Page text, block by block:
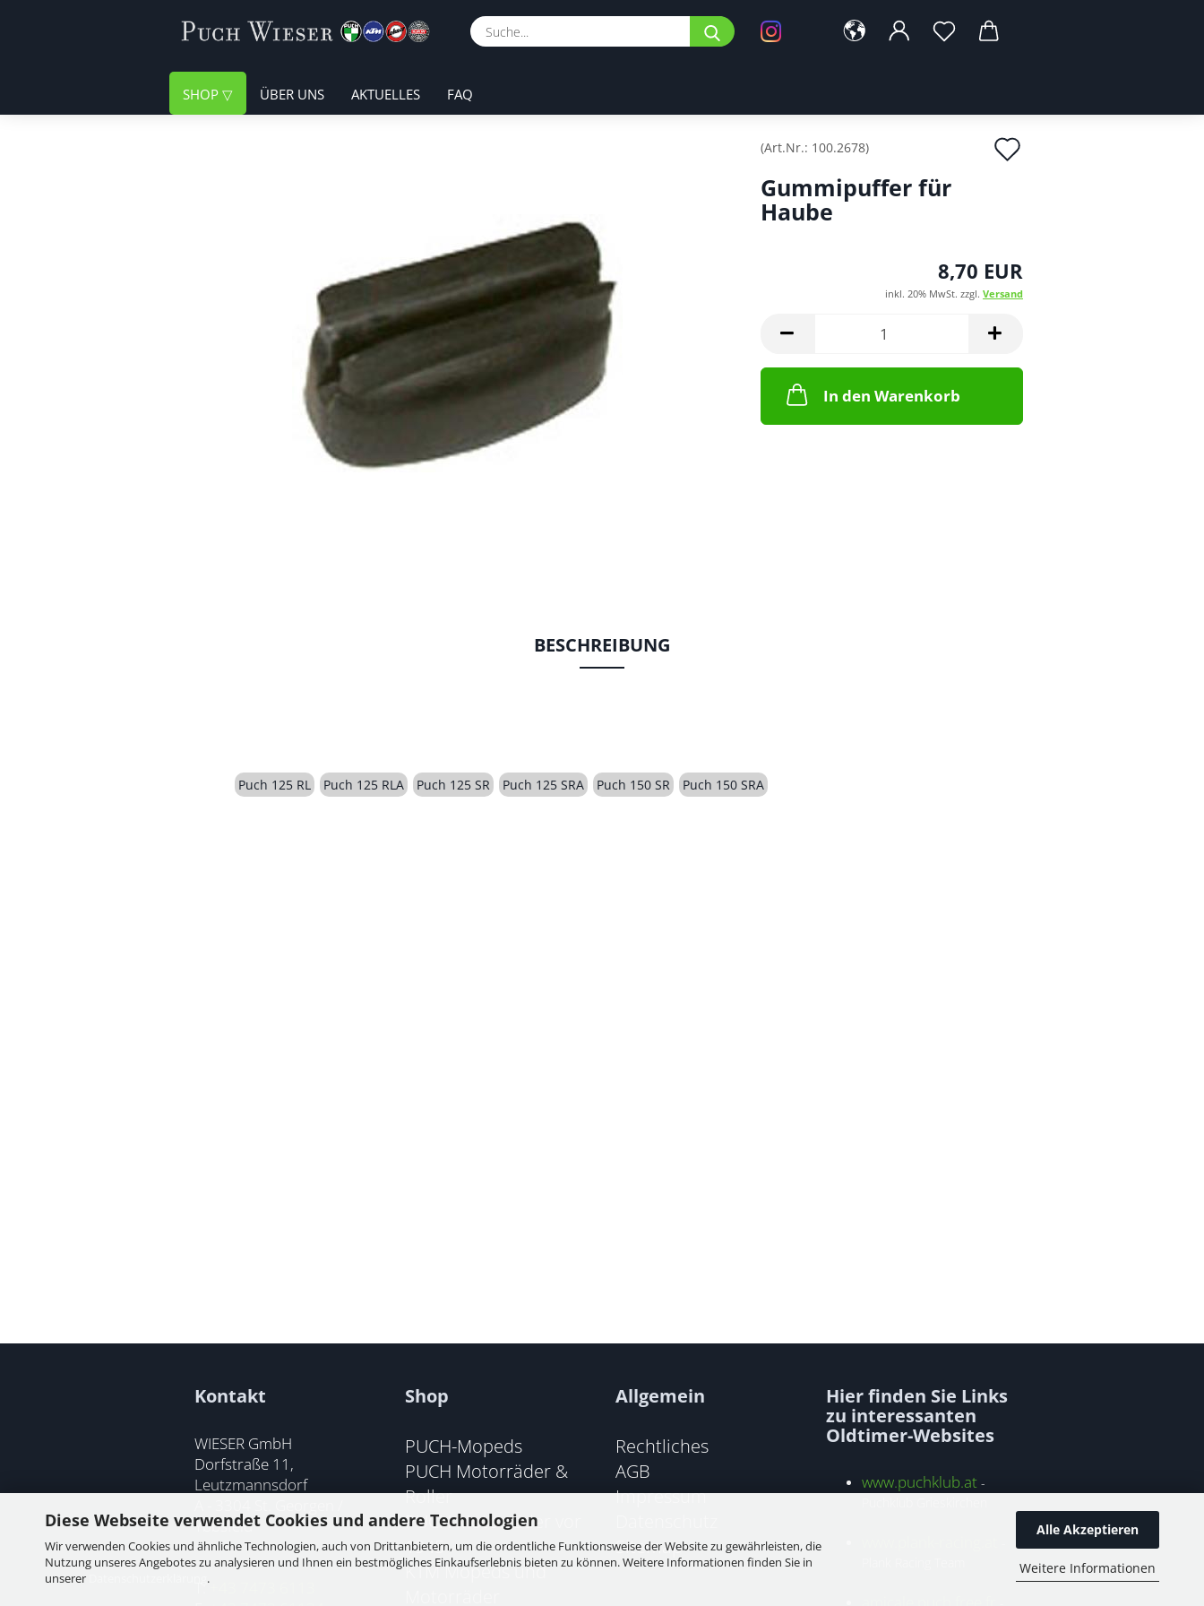
Diese Webseite verwendet Cookies und andere Technologien
Wir verwenden Cookies und ähnliche Technologien, auch von Drittanbietern, um die ordentliche Funktionsweise der Website zu gewährleisten, die
Nutzung unseres Angebotes zu analysieren und Ihnen ein bestmögliches Einkaufserlebnis bieten zu können. Weitere Informationen finden Sie in
unserer
.
Alle Akzeptieren
Weitere Informationen
Suche...
SHOP ÜBER UNS AKTUELLES FAQ
(Art.Nr.: 100.2678)
Gummipuffer für
Haube
8,70 EUR
inkl. 20% MwSt. zzgl. Versand
In den Warenkorb
BESCHREIBUNG
Puch 125 RL Puch 125 RLA Puch 125 SR Puch 125 SRA Puch 150 SR Puch 150 SRA
Kontakt
WIESER GmbH
Dorfstraße 11,
Leutzmannsdorf
Ybbsfeld
T:
Shop
PUCH-Mopeds
PUCH Motorräder &
Roller
PUCH Motorräder vor
1945
KTM Mopeds und
Allgemein
Rechtliches
AGB
Impressum
Sitemap
Hier finden Sie Links
zu interessanten
Oldtimer-Websites
www.puchklub.at -